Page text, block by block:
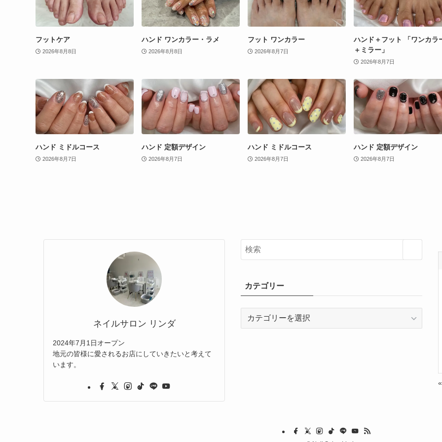
フットケア
2026年8月8日
ハンド ワンカラー・ラメ
2026年8月8日
フット ワンカラー
2026年8月7日
ハンド＋フット 「ワンカラ
＋ミラー」
2026年8月7日
ハンド ミドルコース
2026年8月7日
ハンド 定額デザイン
2026年8月7日
ハンド ミドルコース
2026年8月7日
ハンド 定額デザイン
2026年8月7日
ネイルサロン リンダ
2024年7月1日オープン
地元の皆様に愛されるお店にしていきたいと考えて
います。
カテゴリー